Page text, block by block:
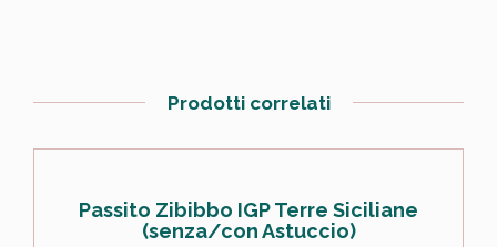
Prodotti correlati
Passito Zibibbo IGP Terre Siciliane
(senza/con Astuccio)